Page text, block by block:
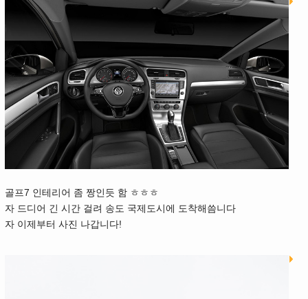
골프7 인테리어 좀 짱인듯 함 ㅎㅎㅎ
자 드디어 긴 시간 걸려 송도 국제도시에 도착해씀니다
자 이제부터 사진 나갑니다!